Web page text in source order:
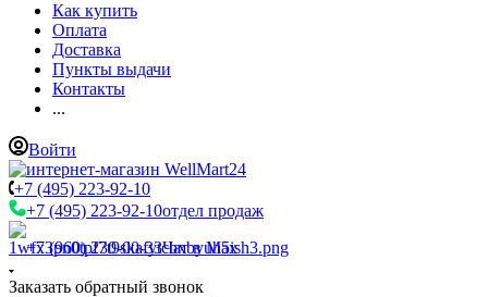
Как купить
Оплата
Доставка
Пункты выдачи
Контакты
...
Войти
+7 (495) 223-92-10
+7 (495) 223-92-10отдел продаж
+7 (960) 230-00-33Чат в Max
Заказать обратный звонок